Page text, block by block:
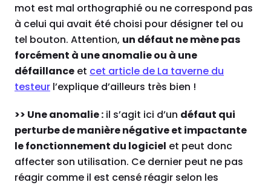
mot est mal orthographié ou ne correspond pas
à celui qui avait été choisi pour désigner tel ou
tel bouton. Attention, un défaut ne mène pas
forcément à une anomalie ou à une
défaillance et cet article de La taverne du
testeur l’explique d’ailleurs très bien !
>> Une anomalie : il s’agit ici d’un défaut qui
perturbe de manière négative et impactante
le fonctionnement du logiciel et peut donc
affecter son utilisation. Ce dernier peut ne pas
réagir comme il est censé réagir selon les